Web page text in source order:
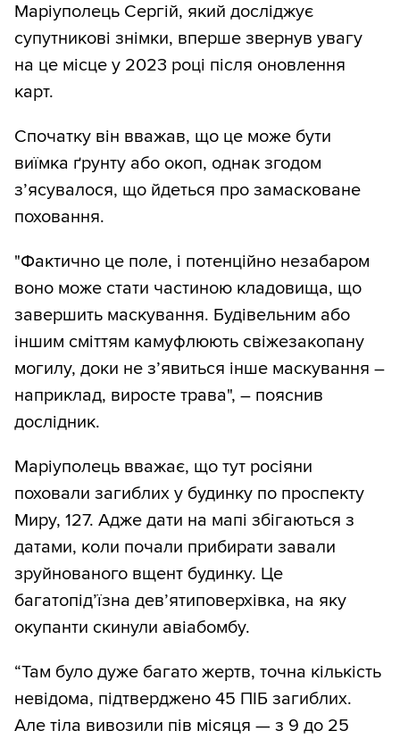
Маріуполець Сергій, який досліджує
супутникові знімки, вперше звернув увагу
на це місце у 2023 році після оновлення
карт.
Спочатку він вважав, що це може бути
виїмка ґрунту або окоп, однак згодом
з’ясувалося, що йдеться про замасковане
поховання.
"Фактично це поле, і потенційно незабаром
воно може стати частиною кладовища, що
завершить маскування. Будівельним або
іншим сміттям камуфлюють свіжезакопану
могилу, доки не з’явиться інше маскування –
наприклад, виросте трава", – пояснив
дослідник.
Маріуполець вважає, що тут росіяни
поховали загиблих у будинку по проспекту
Миру, 127. Адже дати на мапі збігаються з
датами, коли почали прибирати завали
зруйнованого вщент будинку. Це
багатопід’їзна дев’ятиповерхівка, на яку
окупанти скинули авіабомбу.
“Там було дуже багато жертв, точна кількість
невідома, підтверджено 45 ПІБ загиблих.
Але тіла вивозили пів місяця — з 9 до 25